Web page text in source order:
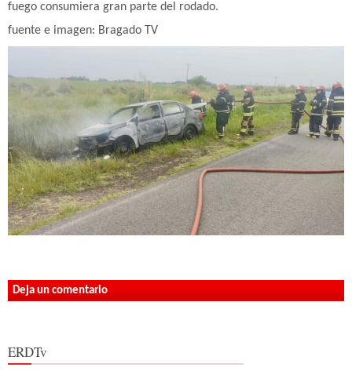
fuego consumiera gran parte del rodado.
fuente e imagen: Bragado TV
Deja un comentario
ERDTv